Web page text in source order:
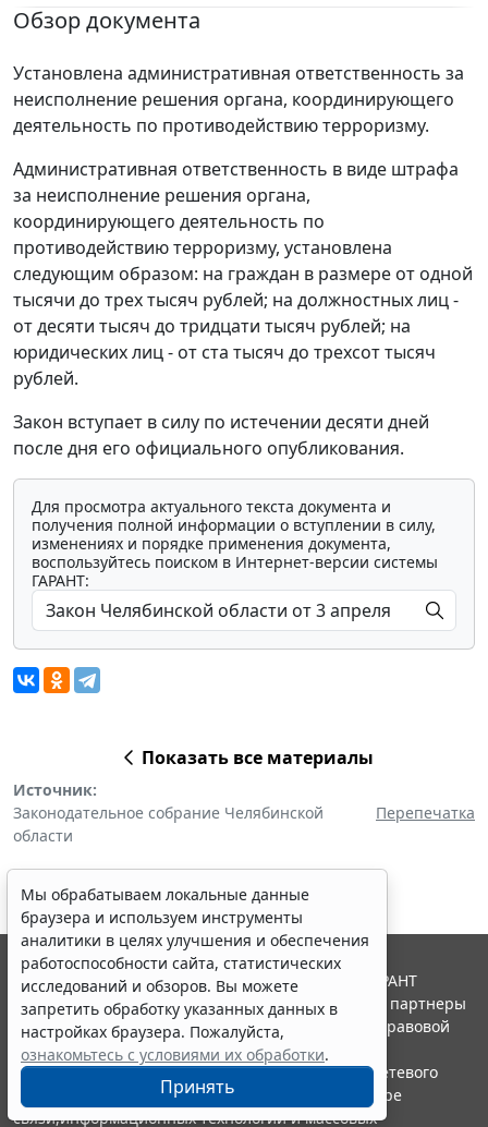
Обзор документа
Установлена административная ответственность за
неисполнение решения органа, координирующего
деятельность по противодействию терроризму.
Административная ответственность в виде штрафа
за неисполнение решения органа,
координирующего деятельность по
противодействию терроризму, установлена
следующим образом: на граждан в размере от одной
тысячи до трех тысяч рублей; на должностных лиц -
от десяти тысяч до тридцати тысяч рублей; на
юридических лиц - от ста тысяч до трехсот тысяч
рублей.
Закон вступает в силу по истечении десяти дней
после дня его официального опубликования.
Для просмотра актуального текста документа и
получения полной информации о вступлении в силу,
изменениях и порядке применения документа,
воспользуйтесь поиском в Интернет-версии системы
ГАРАНТ:
Показать все материалы
Источник:
Законодательное собрание Челябинской
области
Перепечатка
Мы обрабатываем локальные данные
браузера и используем инструменты
аналитики в целях улучшения и обеспечения
работоспособности сайта, статистических
исследований и обзоров. Вы можете
запретить обработку указанных данных в
настройках браузера. Пожалуйста,
ознакомьтесь с условиями их обработки.
Принять
© ООО "НПП "ГАРАНТ-СЕРВИС", 2026. Система ГАРАНТ
выпускается с 1990 года. Компания "Гарант" и ее партнеры
являются участниками Российской ассоциации правовой
информации ГАРАНТ.
Портал ГАРАНТ.РУ зарегистрирован в качестве сетевого
издания Федеральной службой по надзору в сфере
связи,информационных технологий и массовых